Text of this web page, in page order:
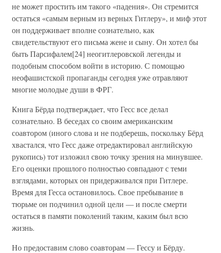
не может простить им такого «падения». Он стремится
остаться «самым верным из верных Гитлеру», и миф этот
он поддерживает вполне сознательно, как
свидетельствуют его письма жене и сыну. Он хотел бы
быть Парсифалем[24] неогитлеровской легенды и
подобным способом войти в историю. С помощью
неофашистской пропаганды сегодня уже отравляют
многие молодые души в ФРГ.
Книга Бёрда подтверждает, что Гесс все делал
сознательно. В беседах со своим американским
соавтором (иного слова и не подберешь, поскольку Бёрд
хвастался, что Гесс даже отредактировал английскую
рукопись) тот изложил свою точку зрения на минувшее.
Его оценки прошлого полностью совпадают с теми
взглядами, которых он придерживался при Гитлере.
Время для Гесса остановилось. Свое пребывание в
тюрьме он подчинил одной цели — и после смерти
остаться в памяти поколений таким, каким был всю
жизнь.
Но предоставим слово соавторам — Гессу и Бёрду.